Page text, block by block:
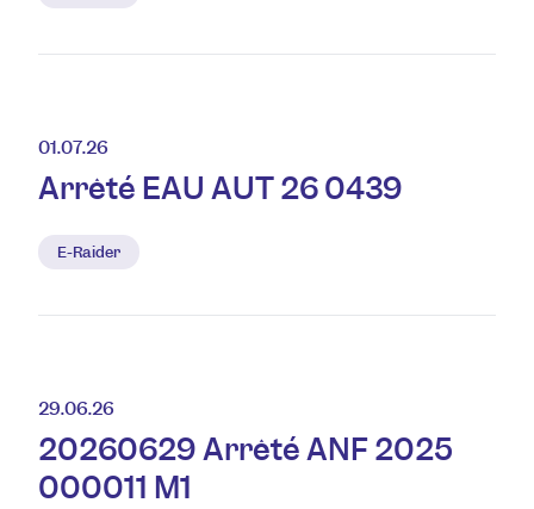
01.07.26
Arrêté EAU AUT 26 0439
E-Raider
29.06.26
20260629 Arrêté ANF 2025
000011 M1